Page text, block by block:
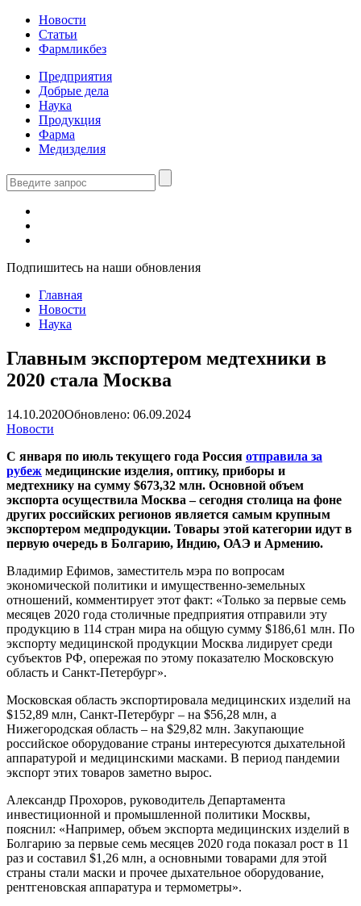
Новости
Статьи
Фармликбез
Предприятия
Добрые дела
Наука
Продукция
Фарма
Медизделия
Подпишитесь на наши обновления
Главная
Новости
Наука
Главным экспортером медтехники в
2020 стала Москва
14.10.2020Обновлено: 06.09.2024
Новости
С января по июль текущего года Россия отправила за
рубеж медицинские изделия, оптику, приборы и
медтехнику на сумму $673,32 млн. Основной объем
экспорта осуществила Москва – сегодня столица на фоне
других российских регионов является самым крупным
экспортером медпродукции. Товары этой категории идут в
первую очередь в Болгарию, Индию, ОАЭ и Армению.
Владимир Ефимов, заместитель мэра по вопросам
экономической политики и имущественно-земельных
отношений, комментирует этот факт: «Только за первые семь
месяцев 2020 года столичные предприятия отправили эту
продукцию в 114 стран мира на общую сумму $186,61 млн. По
экспорту медицинской продукции Москва лидирует среди
субъектов РФ, опережая по этому показателю Московскую
область и Санкт-Петербург».
Московская область экспортировала медицинских изделий на
$152,89 млн, Санкт-Петербург – на $56,28 млн, а
Нижегородская область – на $29,82 млн. Закупающие
российское оборудование страны интересуются дыхательной
аппаратурой и медицинскими масками. В период пандемии
экспорт этих товаров заметно вырос.
Александр Прохоров, руководитель Департамента
инвестиционной и промышленной политики Москвы,
пояснил: «Например, объем экспорта медицинских изделий в
Болгарию за первые семь месяцев 2020 года показал рост в 11
раз и составил $1,26 млн, а основными товарами для этой
страны стали маски и прочее дыхательное оборудование,
рентгеновская аппаратура и термометры».